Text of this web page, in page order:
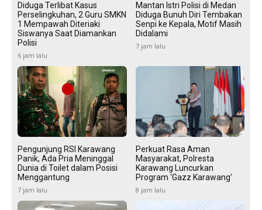
Diduga Terlibat Kasus
Perselingkuhan, 2 Guru SMKN
1 Mempawah Diteriaki
Siswanya Saat Diamankan
Polisi
6 jam lalu
Mantan Istri Polisi di Medan
Diduga Bunuh Diri Tembakan
Senpi ke Kepala, Motif Masih
Didalami
7 jam lalu
Pengunjung RSI Karawang
Panik, Ada Pria Meninggal
Dunia di Toilet dalam Posisi
Menggantung
7 jam lalu
Perkuat Rasa Aman
Masyarakat, Polresta
Karawang Luncurkan
Program ‘Gazz Karawang’
8 jam lalu